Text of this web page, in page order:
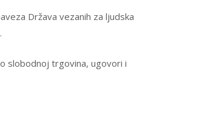
Država vezanih za ljudska
slobodnoj trgovina, ugovori i